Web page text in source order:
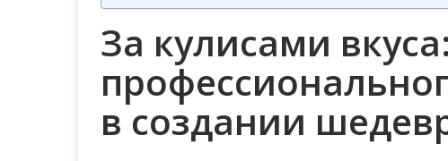
За кулисами
в создании